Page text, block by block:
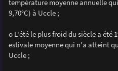
température moyenne annuelle
9,70°C) à Uccle ;
o L'été le plus froid du siècle a été
estivale moyenne qui n'a atteint
Uccle ;